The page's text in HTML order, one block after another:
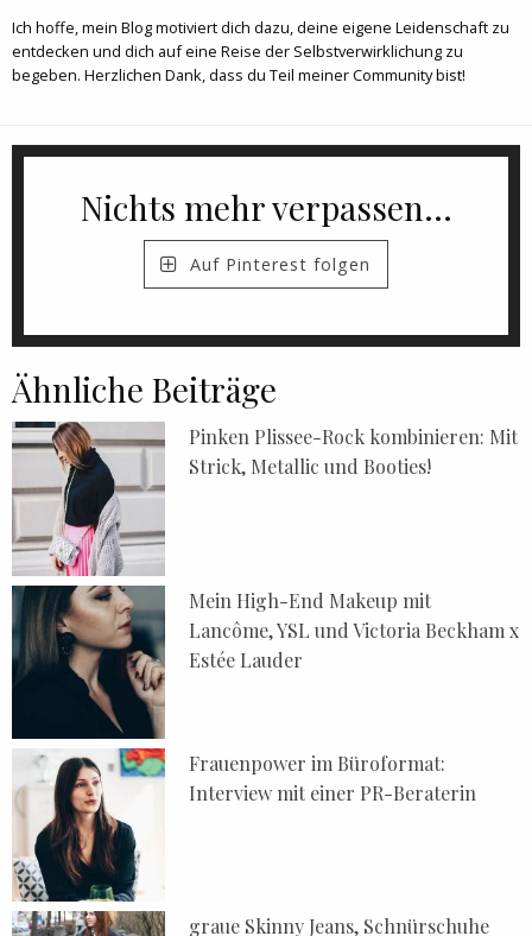
Ich hoffe, mein Blog motiviert dich dazu, deine eigene Leidenschaft zu
entdecken und dich auf eine Reise der Selbstverwirklichung zu
begeben. Herzlichen Dank, dass du Teil meiner Community bist!
Nichts mehr verpassen...
Auf Pinterest folgen
Ähnliche Beiträge
Pinken Plissee-Rock kombinieren: Mit
Strick, Metallic und Booties!
Mein High-End Makeup mit
Lancôme, YSL und Victoria Beckham x
Estée Lauder
Frauenpower im Büroformat:
Interview mit einer PR-Beraterin
graue Skinny Jeans, Schnürschuhe